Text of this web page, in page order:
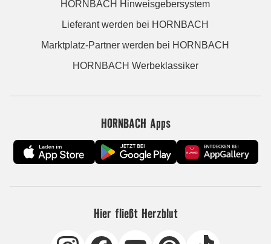
HORNBACH Hinweisgebersystem
Lieferant werden bei HORNBACH
Marktplatz-Partner werden bei HORNBACH
HORNBACH Werbeklassiker
HORNBACH Apps
Hier fließt Herzblut